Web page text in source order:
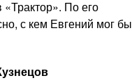
По его
с кем Евгений мог бы